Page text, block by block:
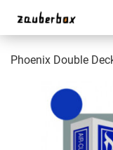
Phoenix Double